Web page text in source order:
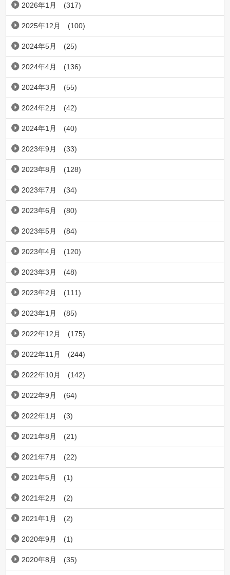
2026年1月 (317)
2025年12月 (100)
2024年5月 (25)
2024年4月 (136)
2024年3月 (55)
2024年2月 (42)
2024年1月 (40)
2023年9月 (33)
2023年8月 (128)
2023年7月 (34)
2023年6月 (80)
2023年5月 (84)
2023年4月 (120)
2023年3月 (48)
2023年2月 (111)
2023年1月 (85)
2022年12月 (175)
2022年11月 (244)
2022年10月 (142)
2022年9月 (64)
2022年1月 (3)
2021年8月 (21)
2021年7月 (22)
2021年5月 (1)
2021年2月 (2)
2021年1月 (2)
2020年9月 (1)
2020年8月 (35)